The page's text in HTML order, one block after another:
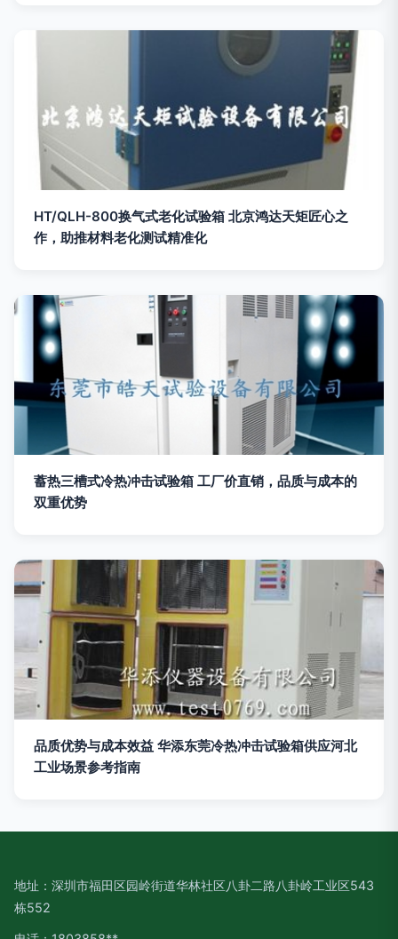
HT/QLH-800换气式老化试验箱 北京鸿达天矩匠心之
作，助推材料老化测试精准化
蓄热三槽式冷热冲击试验箱 工厂价直销，品质与成本的
双重优势
品质优势与成本效益 华添东莞冷热冲击试验箱供应河北
工业场景参考指南
地址：深圳市福田区园岭街道华林社区八卦二路八卦岭工业区543
栋552